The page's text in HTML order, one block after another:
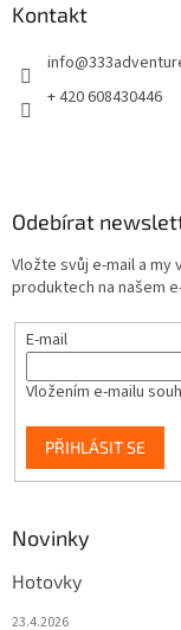
Kontakt
info@
+ 420 608430446
Odebírat
Vložte svůj e-mail a
produktech na našem
E-mail
Vložením e-mailu
PŘIHLÁSIT SE
Novinky
Hotovky
23.4.2026